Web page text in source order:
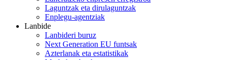
Laguntzak eta dirulaguntzak
Enplegu-agentziak
Lanbide
Lanbideri buruz
Next Generation EU funtsak
Azterlanak eta estatistikak